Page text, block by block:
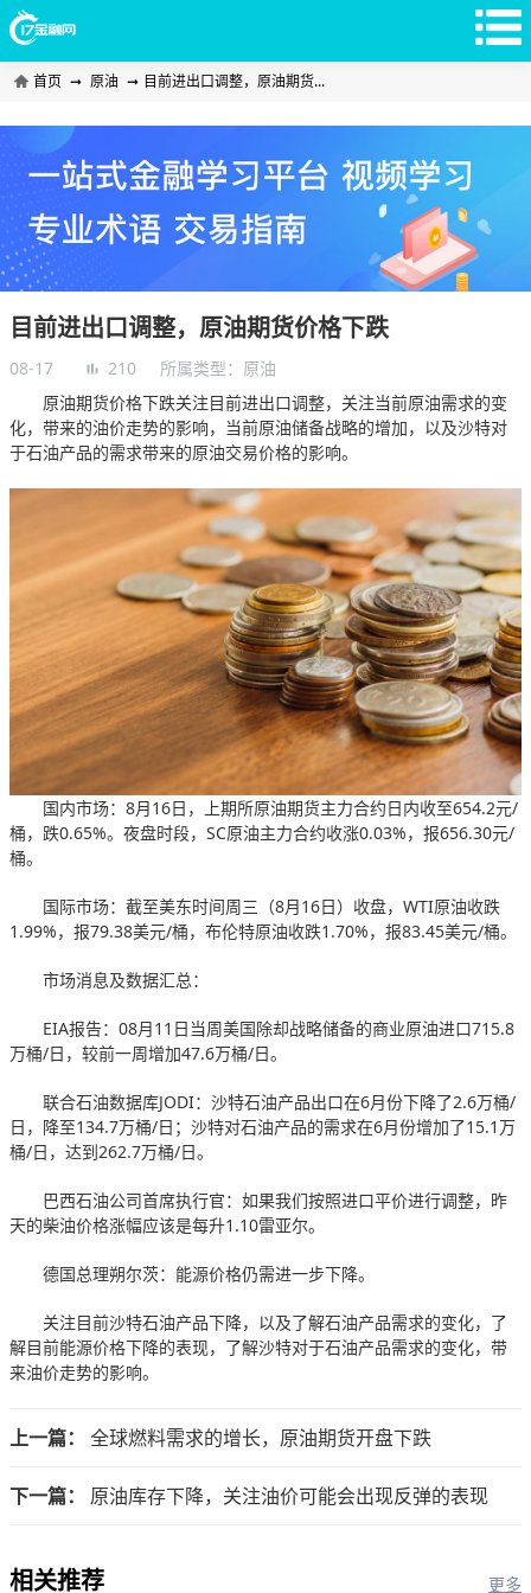
首页 ➞ 原油 ➞ 目前进出口调整，原油期货...
目前进出口调整，原油期货价格下跌
08-17 210 所属类型： 原油
原油期货价格下跌关注目前进出口调整，关注当前原油需求的变
化，带来的油价走势的影响，当前原油储备战略的增加，以及沙特对
于石油产品的需求带来的原油交易价格的影响。
国内市场：8月16日，上期所原油期货主力合约日内收至654.2元/
桶，跌0.65%。夜盘时段，SC原油主力合约收涨0.03%，报656.30元/
桶。
国际市场：截至美东时间周三（8月16日）收盘，WTI原油收跌
1.99%，报79.38美元/桶，布伦特原油收跌1.70%，报83.45美元/桶。
市场消息及数据汇总：
EIA报告：08月11日当周美国除却战略储备的商业原油进口715.8
万桶/日，较前一周增加47.6万桶/日。
联合石油数据库JODI：沙特石油产品出口在6月份下降了2.6万桶/
日，降至134.7万桶/日；沙特对石油产品的需求在6月份增加了15.1万
桶/日，达到262.7万桶/日。
巴西石油公司首席执行官：如果我们按照进口平价进行调整，昨
天的柴油价格涨幅应该是每升1.10雷亚尔。
德国总理朔尔茨：能源价格仍需进一步下降。
关注目前沙特石油产品下降，以及了解石油产品需求的变化，了
解目前能源价格下降的表现，了解沙特对于石油产品需求的变化，带
来油价走势的影响。
上一篇： 全球燃料需求的增长，原油期货开盘下跌
下一篇： 原油库存下降，关注油价可能会出现反弹的表现
相关推荐 更多